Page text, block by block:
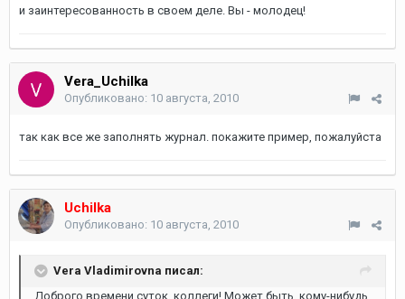
и заинтересованность в своем деле. Вы - молодец!
Vera_Uchilka
Опубликовано: 10 августа, 2010
так как все же заполнять журнал. покажите пример, пожалуйста
Uchilka
Опубликовано: 10 августа, 2010
Vera Vladimirovna писал:
Доброго времени суток, коллеги! Может быть, кому-нибудь